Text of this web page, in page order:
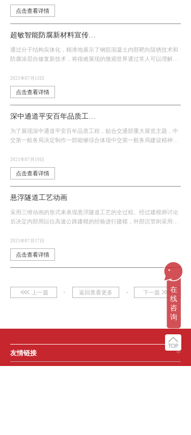
点击查看详情
通过分子结构实体化，精准地展示了钢筋混凝土内部靶向阻锈技术和
防腐涂层自修复新技术，将很难展现的微观世界通过常人可以理解的
2021年07月13日
点击查看详情
为了展现深中通道平安百年品质工程，贴合交通部重大展览主题，中
交第一航务局决定制作一部能够综合体现中交第一航务局建设精神，
2021年07月19日
点击查看详情
悬浮隧道工艺动画
采用三维动画的形式来表现悬浮隧道工艺的全过程。经过建模师讨论
后决定内部用以往高速公路建模的经验进行建模，外部沉管则采用港
2021年07月17日
点击查看详情
上一篇 返回查看更多 下一篇
友情链接
...
在
线
咨
询